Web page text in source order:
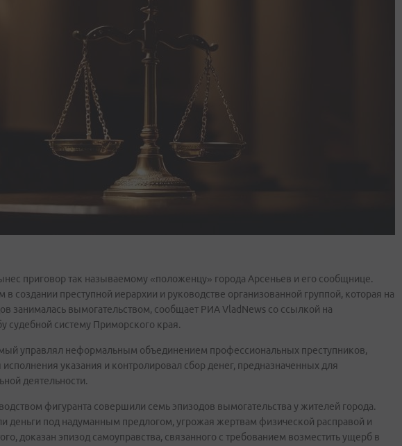
приговор так называемому «положенцу» города Арсеньев и его сообщнице.
создании преступной иерархии и руководстве организованной группой, которая на
занималась вымогательством, сообщает РИА VladNews со ссылкой на
судебной систему Приморского края.
управлял неформальным объединением профессиональных преступников,
указания и контролировал сбор денег, предназначенных для
деятельности.
фигуранта совершили семь эпизодов вымогательства у жителей города.
деньги под надуманным предлогом, угрожая жертвам физической расправой и
доказан эпизод самоуправства, связанного с требованием возместить ущерб в